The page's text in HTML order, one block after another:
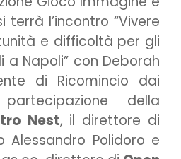
terrà l’incontro “Vivere
e difficoltà per gli
Napoli” con Deborah
di Ricomincio dai
della
Nest, il direttore di
Alessandro Polidoro e